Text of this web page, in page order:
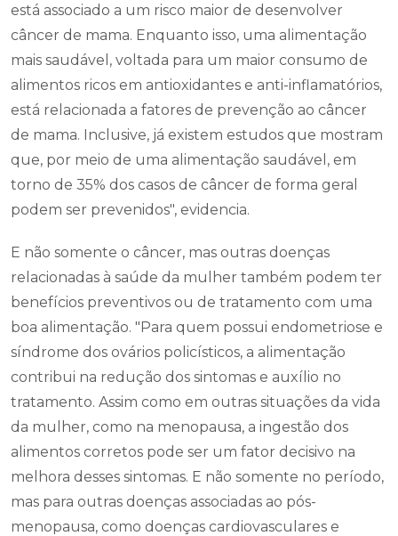
está associado a um risco maior de desenvolver
câncer de mama. Enquanto isso, uma alimentação
mais saudável, voltada para um maior consumo de
alimentos ricos em antioxidantes e anti-inflamatórios,
está relacionada a fatores de prevenção ao câncer
de mama. Inclusive, já existem estudos que mostram
que, por meio de uma alimentação saudável, em
torno de 35% dos casos de câncer de forma geral
podem ser prevenidos", evidencia.
E não somente o câncer, mas outras doenças
relacionadas à saúde da mulher também podem ter
benefícios preventivos ou de tratamento com uma
boa alimentação. "Para quem possui endometriose e
síndrome dos ovários policísticos, a alimentação
contribui na redução dos sintomas e auxílio no
tratamento. Assim como em outras situações da vida
da mulher, como na menopausa, a ingestão dos
alimentos corretos pode ser um fator decisivo na
melhora desses sintomas. E não somente no período,
mas para outras doenças associadas ao pós-
menopausa, como doenças cardiovasculares e